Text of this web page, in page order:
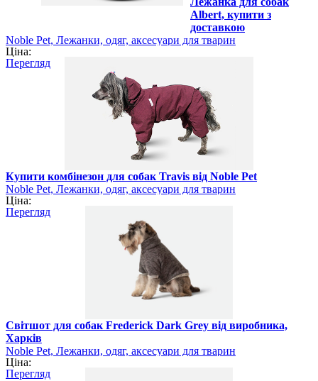
Albert, купити з
доставкою
Noble Pet, Лежанки, одяг, аксесуари для тварин
Ціна:
Перегляд
Купити комбінезон для собак Travis від Noble Pet
Noble Pet, Лежанки, одяг, аксесуари для тварин
Ціна:
Перегляд
Світшот для собак Frederick Dark Grey від виробника,
Харків
Noble Pet, Лежанки, одяг, аксесуари для тварин
Ціна:
Перегляд